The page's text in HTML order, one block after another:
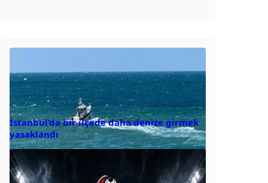
İstanbul’da bir ilçede daha denize girmek
yasaklandı